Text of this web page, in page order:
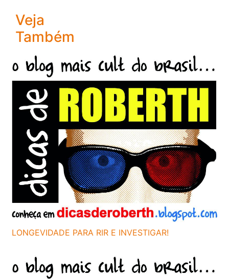
Veja
Também
LONGEVIDADE PARA RIR E INVESTIGAR!